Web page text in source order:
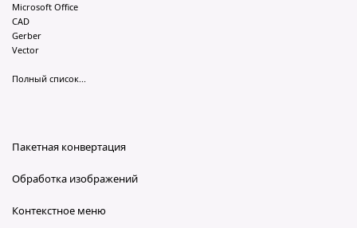
Microsoft Office
CAD
Gerber
Vector
Полный список...
Пакетная конвертация
Обработка изображений
Контекстное меню